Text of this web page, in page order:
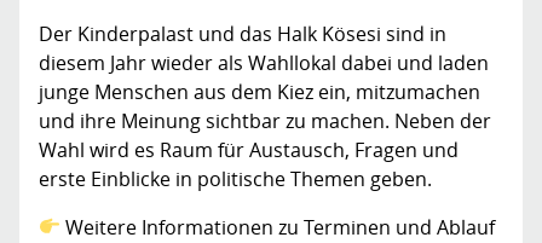
Der Kinderpalast und das Halk Kösesi sind in
diesem Jahr wieder als Wahllokal dabei und laden
junge Menschen aus dem Kiez ein, mitzumachen
und ihre Meinung sichtbar zu machen. Neben der
Wahl wird es Raum für Austausch, Fragen und
erste Einblicke in politische Themen geben.
Weitere Informationen zu Terminen und Ablauf